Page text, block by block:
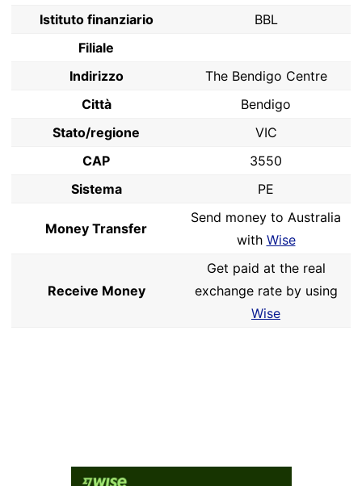
Istituto finanziario
BBL
Filiale
Indirizzo
The Bendigo Centre
Città
Bendigo
Stato/regione
VIC
CAP
3550
Sistema
PE
Money Transfer
Send money to Australia
with Wise
Receive Money
Get paid at the real
exchange rate by using
Wise